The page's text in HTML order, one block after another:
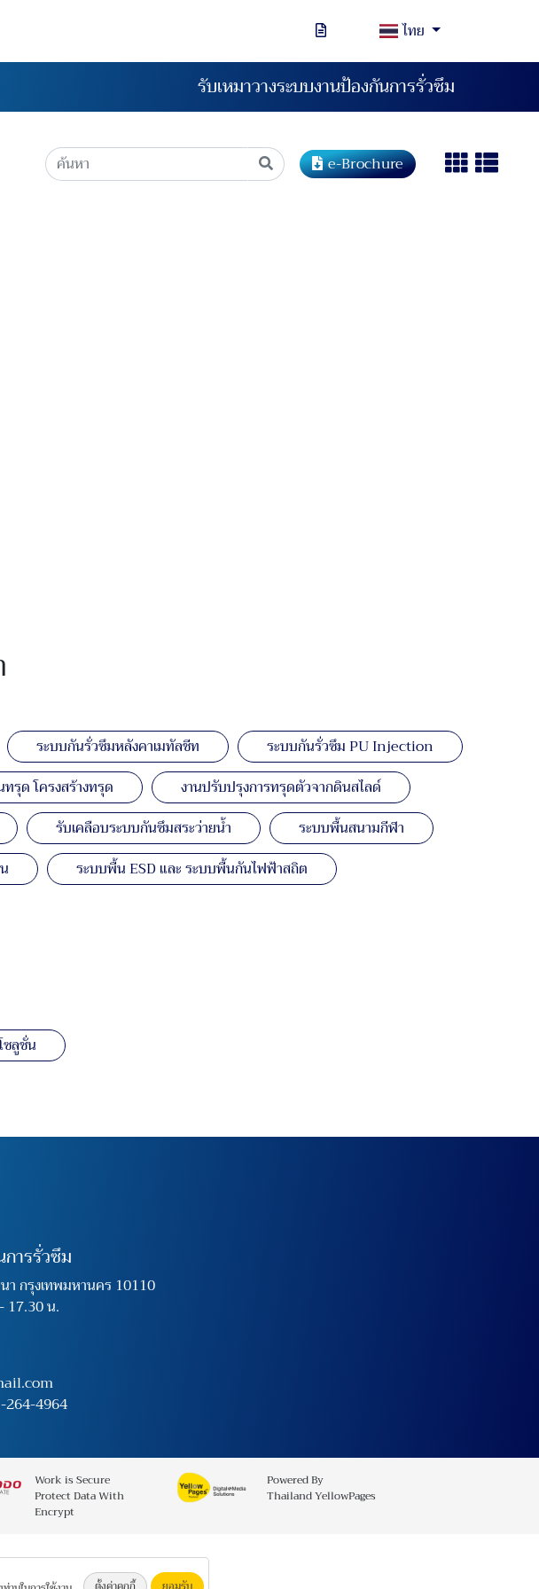
ไทย
รับเหมาวางระบบงานป้องกันการรั่วซึม
e-Brochure
ระบบกันรั่วซึมหลังคาเมทัลชีท
ระบบกันรั่วซึม PU Injection
รุด โครงสร้างทรุด
งานปรับปรุงการทรุดตัวจากดินสไลด์
รับเคลือบระบบกันซึมสระว่ายน้ำ
ระบบพื้นสนามกีฬา
ระบบพื้น ESD และ ระบบพื้นกันไฟฟ้าสถิต
ลูชั่น
ารรั่วซึม
า กรุงเทพมหานคร 10110
17.30 น.
264-4964
Work is Secure
Protect Data With
Encrypt
Powered By
Thailand YellowPages